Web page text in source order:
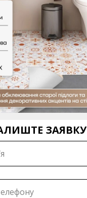
ЗАЯВКУ